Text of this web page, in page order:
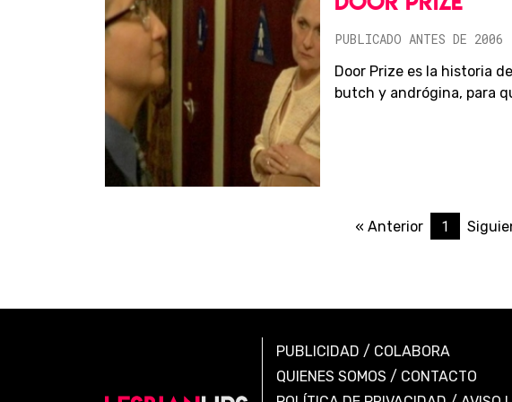
PUBLICADO ANTES DE 2006
Door Prize es la historia
butch y andrógina, para
« Anterior 1
PUBLICIDAD / COLABORA
QUIENES SOMOS / CONTACTO